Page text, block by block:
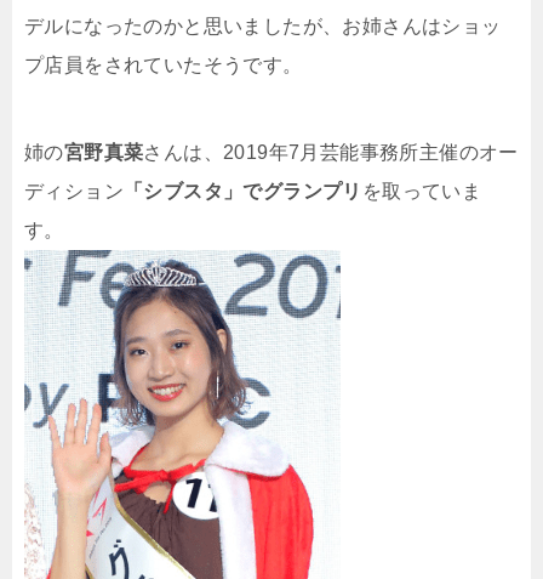
デルになったのかと思いましたが、お姉さんはショッ
プ店員をされていたそうです。
姉の宮野真菜さんは、2019年7月芸能事務所主催のオー
ディション 「シブスタ」でグランプリ を取っていま
す。